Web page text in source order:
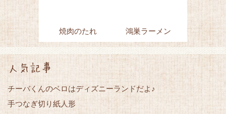
焼肉のたれ 鴻巣ラーメン
人気記事
チーバくんのベロはディズニーランドだよ♪
手つなぎ切り紙人形